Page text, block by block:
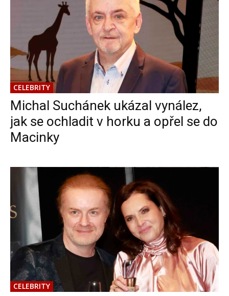
CELEBRITY
Michal Suchánek ukázal vynález,
jak se ochladit v horku a opřel se do
Macinky
CELEBRITY